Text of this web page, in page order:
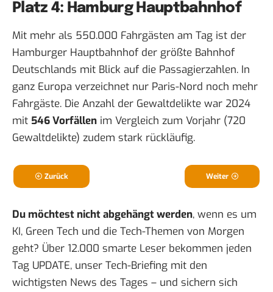
Platz 4: Hamburg Hauptbahnhof
Mit mehr als 550.000 Fahrgästen am Tag ist der
Hamburger Hauptbahnhof der größte Bahnhof
Deutschlands mit Blick auf die Passagierzahlen. In
ganz Europa verzeichnet nur Paris-Nord noch mehr
Fahrgäste. Die Anzahl der Gewaltdelikte war 2024
mit 546 Vorfällen im Vergleich zum Vorjahr (720
Gewaltdelikte) zudem stark rückläufig.
Zurück Weiter
Du möchtest nicht abgehängt werden, wenn es um
KI, Green Tech und die Tech-Themen von Morgen
geht? Über 12.000 smarte Leser bekommen jeden
Tag UPDATE, unser Tech-Briefing mit den
wichtigsten News des Tages – und sichern sich